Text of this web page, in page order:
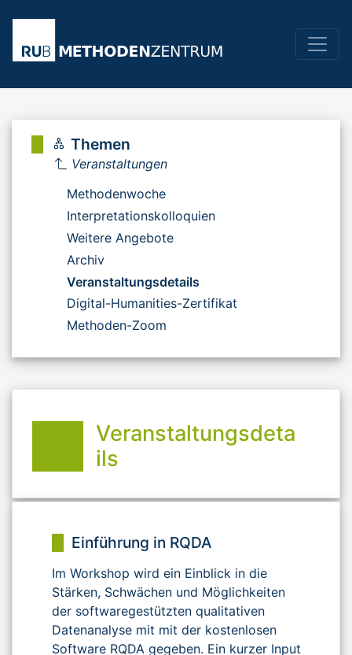
Veranstaltungsdeta
ils
Einführung in RQDA
Im Workshop wird ein Einblick in die
Stärken, Schwächen und Möglichkeiten
der softwaregestützten qualitativen
Datenanalyse mit mit der kostenlosen
Software RQDA gegeben. Ein kurzer Input
Themen
Veranstaltungen
Methodenwoche
Interpretationskolloquien
Weitere Angebote
Archiv
Veranstaltungsdetails
Digital-Humanities-Zertifikat
Methoden-Zoom